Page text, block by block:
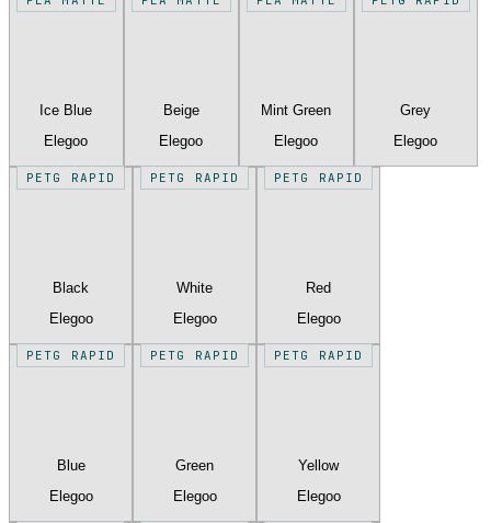
Ice Blue
Elegoo
Beige
Elegoo
Mint Green
Elegoo
Grey
Elegoo
PETG RAPID
Black
Elegoo
PETG RAPID
White
Elegoo
PETG RAPID
Red
Elegoo
PETG RAPID
Blue
Elegoo
PETG RAPID
Green
Elegoo
PETG RAPID
Yellow
Elegoo